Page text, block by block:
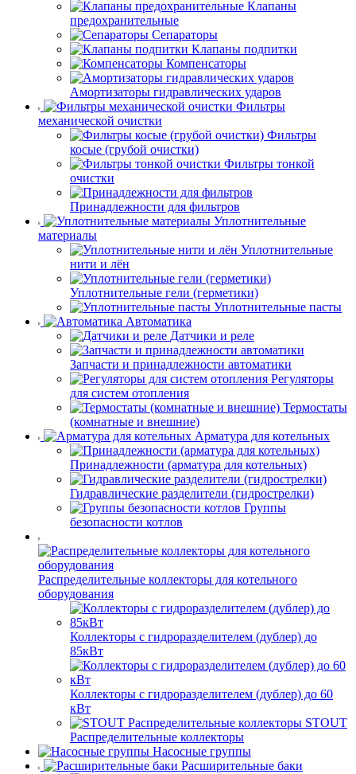
Клапаны
предохранительные
Сепараторы
Клапаны подпитки
Компенсаторы
Амортизаторы гидравлических ударов
Фильтры
механической очистки
Фильтры
косые (грубой очистки)
Фильтры тонкой
очистки
Принадлежности для фильтров
Уплотнительные
материалы
Уплотнительные
нити и лён
Уплотнительные гели (герметики)
Уплотнительные пасты
Автоматика
Датчики и реле
Запчасти и принадлежности автоматики
Регуляторы
для систем отопления
Термостаты
(комнатные и внешние)
Арматура для котельных
Принадлежности (арматура для котельных)
Гидравлические разделители (гидрострелки)
Группы
безопасности котлов
Распределительные коллекторы для котельного
оборудования
Коллекторы с гидроразделителем (дублер) до
85кВт
Коллекторы с гидроразделителем (дублер) до 60
кВт
STOUT
Распределительные коллекторы
Насосные группы
Расширительные баки